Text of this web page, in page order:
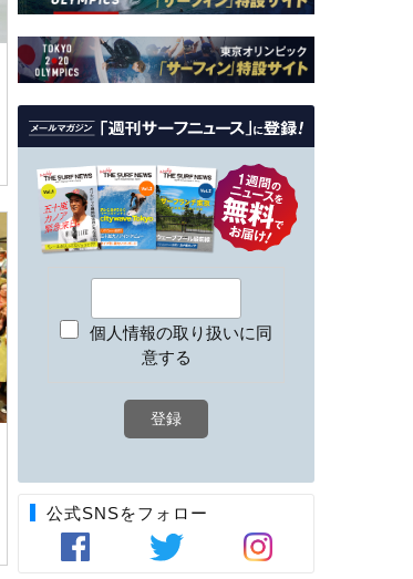
個人情報の取り扱いに同
意する
公式SNSをフォロー